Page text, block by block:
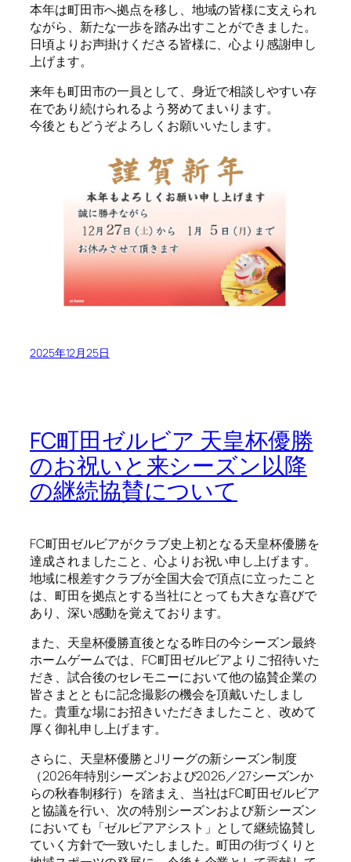
本年は町田市へ拠点を移し、地域の皆様に支えられ
ながら、新たな一歩を踏み出すことができました。
日頃よりお声掛けくださる皆様に、心より感謝申し
上げます。
来年も町田市の一員として、身近で相談しやすい存
在であり続けられるよう努めてまいります。
今後ともどうぞよろしくお願いいたします。
2025年12月25日
FC町田ゼルビア 天皇杯優勝
のお祝いと来シーズン以降
の継続協賛について
FC町田ゼルビアがクラブ史上初となる天皇杯優勝を
達成されましたこと、心よりお祝い申し上げます。
地域に根差すクラブが全国大会で頂点に立ったこと
は、町田を拠点とする当社にとっても大きな喜びで
あり、深い感動を覚えております。
また、天皇杯優勝直後となる昨日の今シーズン最終
ホームゲームでは、FC町田ゼルビアよりご招待いた
だき、試合後のセレモニーにおいて他の協賛企業の
皆さまとともに記念撮影の機会を頂戴いたしまし
た。貴重な場にお招きいただきましたこと、改めて
厚く御礼申し上げます。
さらに、天皇杯優勝とJリーグの新シーズン制度
（2026年特別シーズンおよび2026／27シーズンか
らの秋春制移行）を踏まえ、当社はFC町田ゼルビア
と協議を行い、次の特別シーズンおよび新シーズン
においても「ゼルビアアシスト」として継続協賛し
ていく方針で一致いたしました。町田の街づくりと